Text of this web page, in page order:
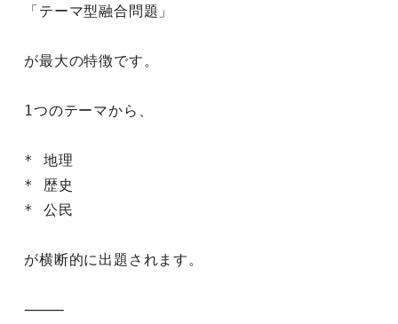
「テーマ型融合問題」
が最大の特徴です。
1つのテーマから、
* 地理
* 歴史
* 公民
が横断的に出題されます。
⸻